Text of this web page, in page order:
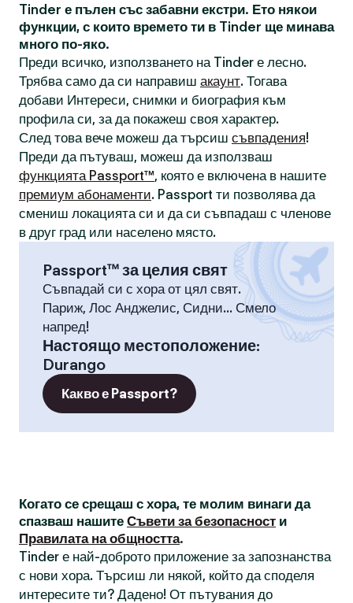
Tinder е пълен със забавни екстри. Ето някои
функции, с които времето ти в Tinder ще минава
много по-яко.
Преди всичко, използването на Tinder е лесно.
Трябва само да си направиш акаунт. Тогава
добави Интереси, снимки и биография към
профила си, за да покажеш своя характер.
След това вече можеш да търсиш съвпадения!
Преди да пътуваш, можеш да използваш
функцията Passport™, която е включена в нашите
премиум абонаменти. Passport ти позволява да
смениш локацията си и да си съвпадаш с членове
в друг град или населено място.
Passport™ за целия свят
Съвпадай си с хора от цял свят.
Париж, Лос Анджелис, Сидни... Смело
напред!
Настоящо местоположение:
Durango
Какво е Passport?
Когато се срещаш с хора, те молим винаги да
спазваш нашите Съвети за безопасност и
Правилата на общността.
Tinder е най-доброто приложение за запознанства
с нови хора. Търсиш ли някой, който да споделя
интересите ти? Дадено! От пътувания до